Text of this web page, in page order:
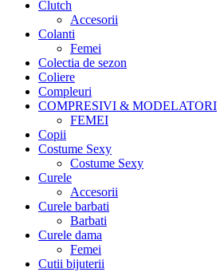
Clutch
Accesorii
Colanti
Femei
Colectia de sezon
Coliere
Compleuri
COMPRESIVI & MODELATORI
FEMEI
Copii
Costume Sexy
Costume Sexy
Curele
Accesorii
Curele barbati
Barbati
Curele dama
Femei
Cutii bijuterii